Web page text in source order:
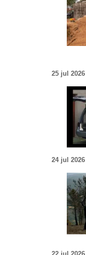
25 jul 2026
24 jul 2026